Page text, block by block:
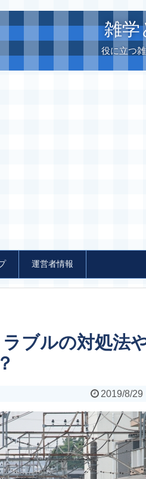
雑学
役に立つ
運営者情報
ブルの対処法
2019/8/29